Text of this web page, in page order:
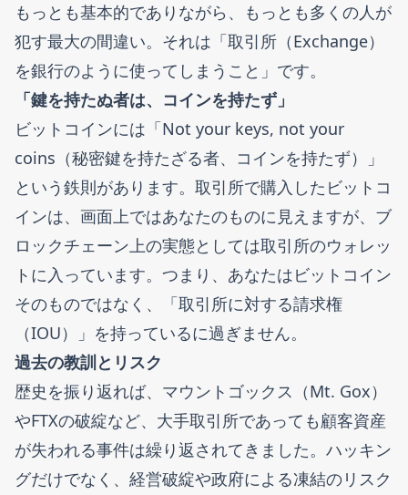
もっとも基本的でありながら、もっとも多くの人が
犯す最大の間違い。それは「取引所（Exchange）
を銀行のように使ってしまうこと」です。
「鍵を持たぬ者は、コインを持たず」
ビットコインには「Not your keys, not your
coins（秘密鍵を持たざる者、コインを持たず）」
という鉄則があります。取引所で購入したビットコ
インは、画面上ではあなたのものに見えますが、ブ
ロックチェーン上の実態としては取引所のウォレッ
トに入っています。つまり、あなたはビットコイン
そのものではなく、「取引所に対する請求権
（IOU）」を持っているに過ぎません。
過去の教訓とリスク
歴史を振り返れば、マウントゴックス（Mt. Gox）
やFTXの破綻など、大手取引所であっても顧客資産
が失われる事件は繰り返されてきました。ハッキン
グだけでなく、経営破綻や政府による凍結のリスク